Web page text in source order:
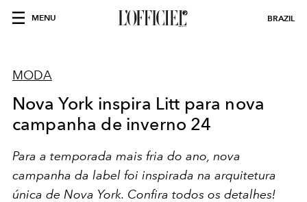
MENU BRAZIL
MODA
Nova York inspira Litt para nova
campanha de inverno 24
Para a temporada mais fria do ano, nova
campanha da label foi inspirada na arquitetura
única de Nova York. Confira todos os detalhes!